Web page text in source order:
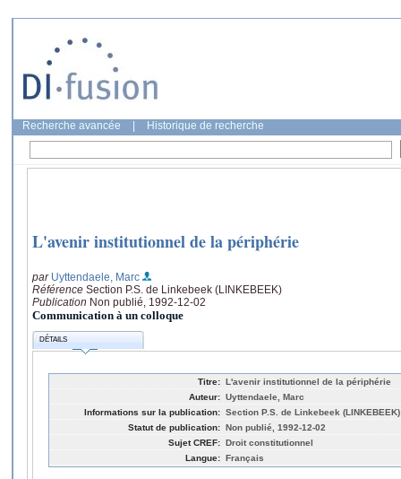
Recherche avancée Historique de recherche
L'avenir institutionnel de la périphérie
par Uyttendaele, Marc
Référence Section P.S. de Linkebeek (LINKEBEEK)
Publication Non publié, 1992-12-02
Communication à un colloque
DÉTAILS
Titre: L'avenir institutionnel de la périphérie
Auteur: Uyttendaele, Marc
Informations sur la publication: Section P.S. de Linkebeek (LINKEBEEK)
Statut de publication: Non publié, 1992-12-02
Sujet CREF: Droit constitutionnel
Langue: Français